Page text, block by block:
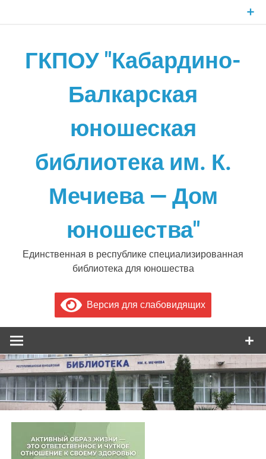
ГКПОУ "Кабардино-
Балкарская
юношеская
библиотека им. К.
Мечиева — Дом
юношества"
Единственная в республике специализированная
библиотека для юношества
Версия для слабовидящих